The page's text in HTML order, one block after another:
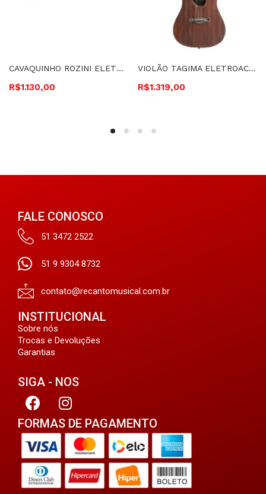
CAVAQUINHO ROZINI ELETROACÚSTICO, ESTUDANTE, IMBUIA FOSCO – RC09.EL.F.I
R$1.130,00
VIOLÃO TAGIMA ELETROACÚSTICO, CUTAWAY, FLAT, CORDAS DE AÇO – SAN FRANCISCO
R$1.319,00
FALE CONOSCO
51 3472 2522
51 9 9304 8732
contato@recantomusical.com.br
INSTITUCIONAL
Sobre nós
Trocas e Devoluções
Garantias
SIGA - NOS
FORMAS DE PAGAMENTO